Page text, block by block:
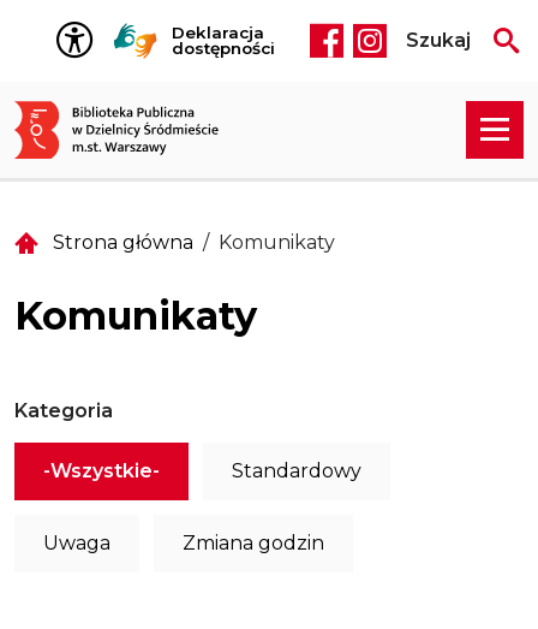
Przejdź do treści
Deklaracja
dostępności
Social media
Szukaj
Strona główna Komunikaty
Komunikaty
Kategoria
-Wszystkie- Standardowy
Uwaga Zmiana godzin